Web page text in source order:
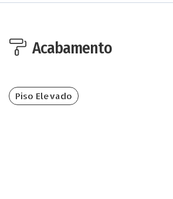
Acabamento
Piso Elevado